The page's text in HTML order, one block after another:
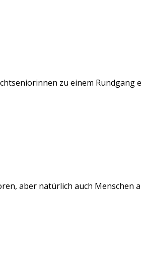
zu einem Rundgang
aber natürlich auch Menschen